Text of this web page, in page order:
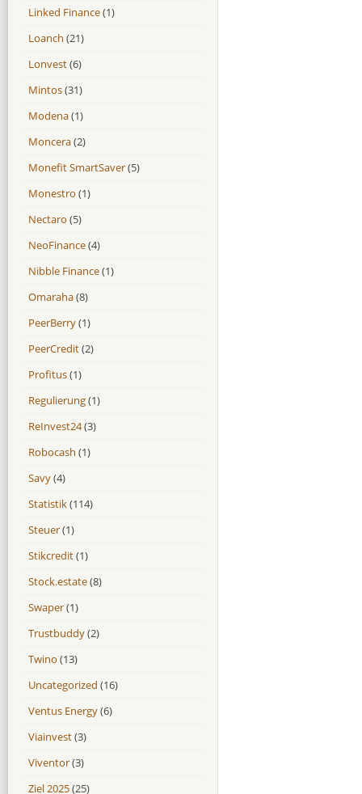
Linked Finance(1)
Loanch (21)
Lonvest(6)
Mintos(31)
Modena(1)
Moncera(2)
Monefit SmartSaver(5)
Monestro (1)
Nectaro (5)
NeoFinance(4)
Nibble Finance(1)
Omaraha(8)
PeerBerry(1)
PeerCredit(2)
Profitus(1)
Regulierung(1)
ReInvest24(3)
Robocash (1)
Savy(4)
Statistik(114)
Steuer(1)
Stikcredit(1)
Stock.estate(8)
Swaper(1)
Trustbuddy(2)
Twino (13)
Uncategorized (16)
Ventus Energy(6)
Viainvest(3)
Viventor(3)
Ziel 2025(25)